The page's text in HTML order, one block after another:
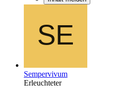
Sempervivum
Erleuchteter